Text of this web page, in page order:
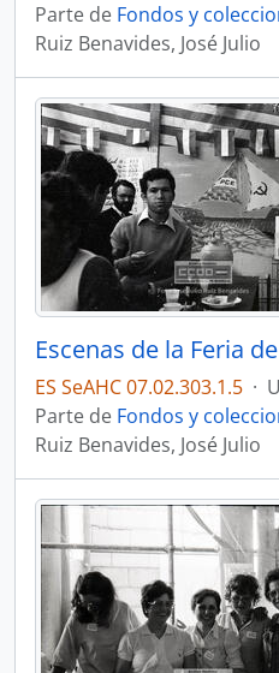
Parte de Fondos y
Ruiz Benavides, José Julio
ES SeAHC 07.02.303.1.5 ·
Parte de Fondos y
Ruiz Benavides, José Julio